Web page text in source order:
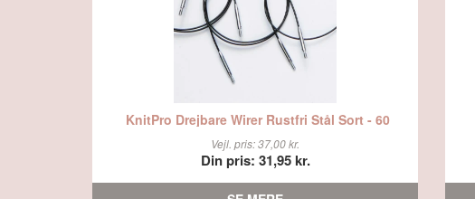
KnitPro Drejbare Wirer Rustfri Stål Sort - 60
Vejl. pris: 37,00 kr.
Din pris: 31,95 kr.